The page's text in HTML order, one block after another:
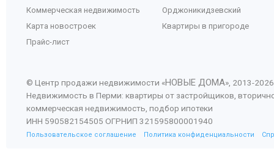
Коммерческая недвижимость
Карта новостроек
Прайс-лист
Орджоникидзевский
Квартиры в пригороде
© Центр продажи недвижимости «НОВЫЕ ДОМА», 2013-2026
Недвижимость в Перми: квартиры от застройщиков,
коммерческая недвижимость, подбор ипотеки
ИНН 590582154505 ОГРНИП 321595800001940
Пользовательское соглашение Политика конфиденциальности